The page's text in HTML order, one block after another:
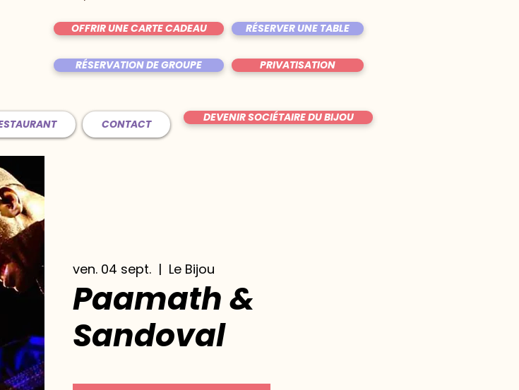
OFFRIR UNE CARTE CADEAU RÉSERVER UNE TABLE
RÉSERVATION DE GROUPE PRIVATISATION
CONTACT DEVENIR SOCIÉTAIRE DU BIJOU
ven. 04 sept.
  |
Le Bijou
Paamath &
Sandoval